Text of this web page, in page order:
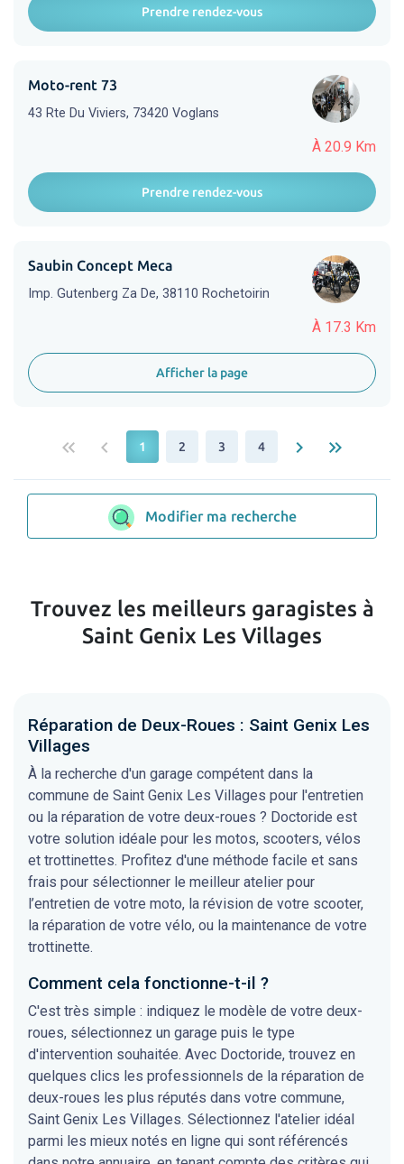
Prendre rendez-vous
À 20.9 Km
Moto-rent 73
43 Rte Du Viviers, 73420 Voglans
Prendre rendez-vous
À 17.3 Km
Saubin Concept Meca
Imp. Gutenberg Za De, 38110 Rochetoirin
Afficher la page
keyboard_double_arrow_left keyboard_arrow_left 1 2 3 4 keyboard_arrow_right keyboard_double_arrow_right
Modifier ma recherche
Trouvez les meilleurs garagistes à
Saint Genix Les Villages
Réparation de Deux-Roues : Saint Genix Les
Villages
À la recherche d'un garage compétent dans la
commune de Saint Genix Les Villages pour l'entretien
ou la réparation de votre deux-roues ? Doctoride est
votre solution idéale pour les motos, scooters, vélos
et trottinettes. Profitez d'une méthode facile et sans
frais pour sélectionner le meilleur atelier pour
l’entretien de votre moto, la révision de votre scooter,
la réparation de votre vélo, ou la maintenance de votre
trottinette.
Comment cela fonctionne-t-il ?
C'est très simple : indiquez le modèle de votre deux-
roues, sélectionnez un garage puis le type
d'intervention souhaitée. Avec Doctoride, trouvez en
quelques clics les professionnels de la réparation de
deux-roues les plus réputés dans votre commune,
Saint Genix Les Villages. Sélectionnez l'atelier idéal
parmi les mieux notés en ligne qui sont référencés